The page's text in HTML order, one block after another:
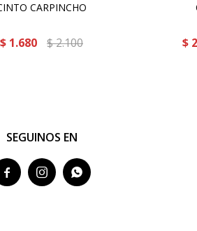
CARPINCHO
$ 1.680 $2.100 $
SEGUINOS EN
  